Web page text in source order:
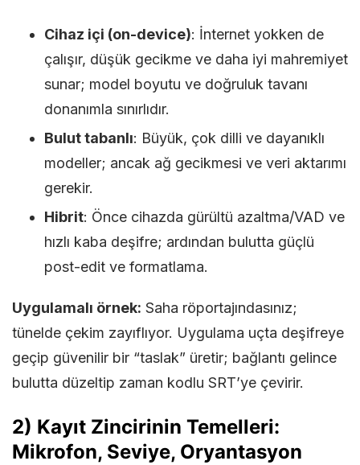
Cihaz içi (on-device): İnternet yokken de
çalışır, düşük gecikme ve daha iyi mahremiyet
sunar; model boyutu ve doğruluk tavanı
donanımla sınırlıdır.
Bulut tabanlı: Büyük, çok dilli ve dayanıklı
modeller; ancak ağ gecikmesi ve veri aktarımı
gerekir.
Hibrit: Önce cihazda gürültü azaltma/VAD ve
hızlı kaba deşifre; ardından bulutta güçlü
post-edit ve formatlama.
Uygulamalı örnek: Saha röportajındasınız;
tünelde çekim zayıflıyor. Uygulama uçta deşifreye
geçip güvenilir bir “taslak” üretir; bağlantı gelince
bulutta düzeltip zaman kodlu SRT’ye çevirir.
2) Kayıt Zincirinin Temelleri:
Mikrofon, Seviye, Oryantasyon